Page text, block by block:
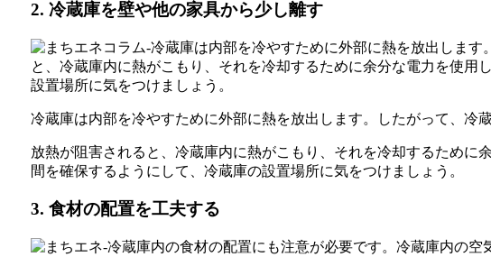
2. 冷蔵庫を壁や他の家具から少し離す
冷蔵庫は内部を冷やすために外部に熱を放出します。したがって、冷
放熱が阻害されると、冷蔵庫内に熱がこもり、それを冷却するため
間を確保するようにして、冷蔵庫の設置場所に気をつけましょう。
3. 食材の配置を工夫する